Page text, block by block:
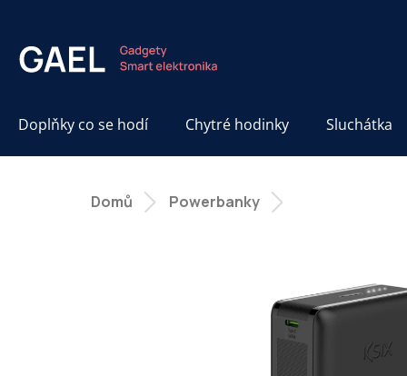
obsah
Doplňky co se hodí Chytré hodinky Sluchátka
Domů Powerbanky